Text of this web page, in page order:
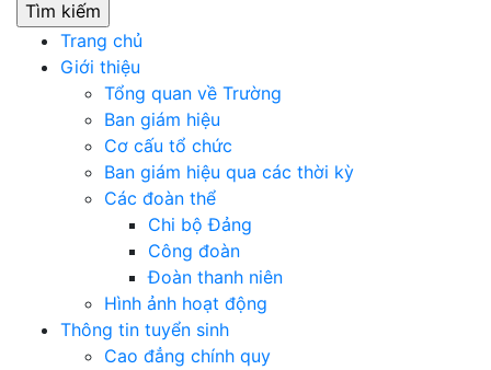
Trang chủ
Giới thiệu
Tổng quan về Trường
Ban giám hiệu
Cơ cấu tổ chức
Ban giám hiệu qua các thời kỳ
Các đoàn thể
Chi bộ Đảng
Công đoàn
Đoàn thanh niên
Hình ảnh hoạt động
Thông tin tuyển sinh
Cao đẳng chính quy